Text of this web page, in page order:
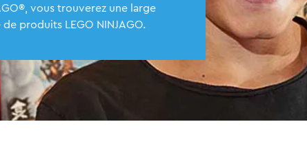
vous trouverez une large
produits LEGO NINJAGO.